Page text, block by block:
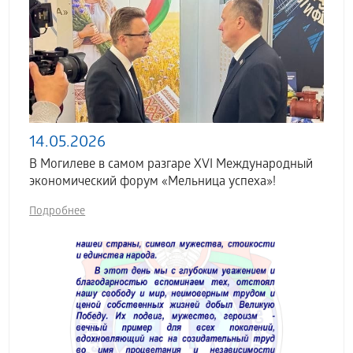
14.05.2026
В Могилеве в самом разгаре XVI Международный
экономический форум «Мельница успеха»!
Подробнее